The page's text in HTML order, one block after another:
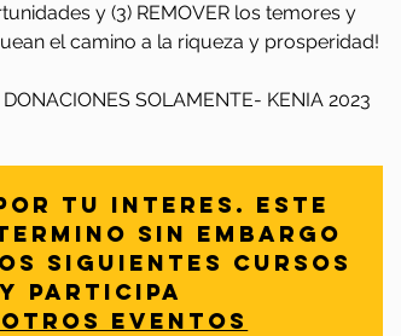
y (3) REMOVER los temores y
el camino a la riqueza y prosperidad!
DONACIONES SOLAMENTE- KENIA 2023
tu interes. Este
sin embargo
siguientes cursos
y participa
otros eventos